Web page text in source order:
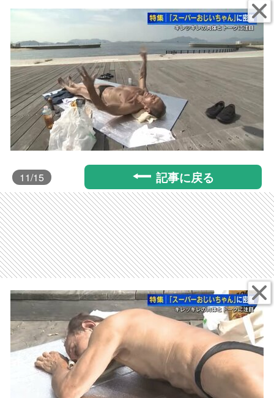
11/15 記事に戻る